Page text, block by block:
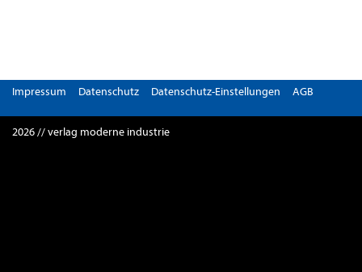
Impressum Datenschutz Datenschutz-Einstellungen AGB
2026 // verlag moderne industrie